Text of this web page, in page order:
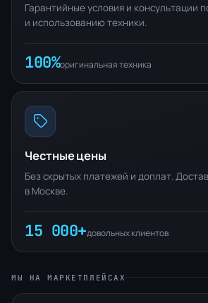
Гарантийные условия и консультации
и использованию техники.
100%оригинальная техника
Честные цены
Без скрытых платежей и доплат.
в Москве.
15 000+довольных клиентов
МЫ НА МАРКЕТПЛЕЙСАХ